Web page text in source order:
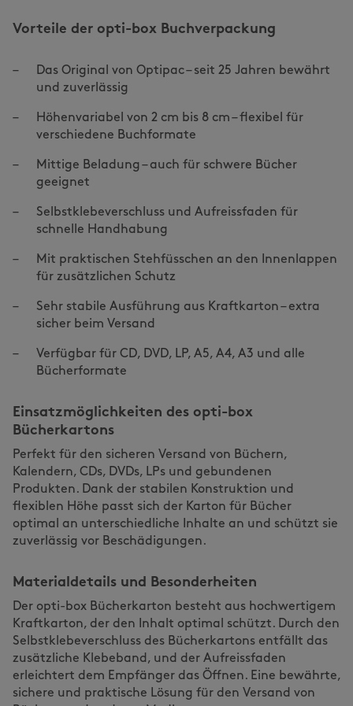
Vorteile der opti-box Buchverpackung
Das Original von Optipac – seit 25 Jahren bewährt
und zuverlässig
Höhenvariabel von 2 cm bis 8 cm – flexibel für
verschiedene Buchformate
Mittige Beladung – auch für schwere Bücher
geeignet
Selbstklebeverschluss und Aufreissfaden für
schnelle Handhabung
Mit praktischen Stehfüsschen an den Innenlappen
für zusätzlichen Schutz
Sehr stabile Ausführung aus Kraftkarton – extra
sicher beim Versand
Verfügbar für CD, DVD, LP, A5, A4, A3 und alle
Bücherformate
Einsatzmöglichkeiten des opti-box
Bücherkartons
Perfekt für den sicheren Versand von Büchern,
Kalendern, CDs, DVDs, LPs und gebundenen
Produkten. Dank der stabilen Konstruktion und
flexiblen Höhe passt sich der Karton für Bücher
optimal an unterschiedliche Inhalte an und schützt sie
zuverlässig vor Beschädigungen.
Materialdetails und Besonderheiten
Der opti-box Bücherkarton besteht aus hochwertigem
Kraftkarton, der den Inhalt optimal schützt. Durch den
Selbstklebeverschluss des Bücherkartons entfällt das
zusätzliche Klebeband, und der Aufreissfaden
erleichtert dem Empfänger das Öffnen. Eine bewährte,
sichere und praktische Lösung für den Versand von